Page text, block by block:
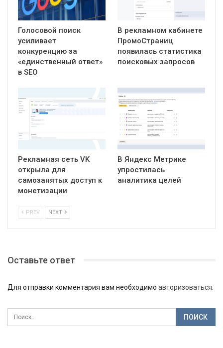
Голосовой поиск
усиливает
конкуренцию за
«единственный ответ»
в SEO
В рекламном кабинете
ПромоСтраниц
появилась статистика
поисковых запросов
Рекламная сеть VK
открыла для
самозанятых доступ к
монетизации
В Яндекс Метрике
упростилась
аналитика целей
PREV NEXT
Оставьте ответ
Для отправки комментария вам необходимо авторизоваться